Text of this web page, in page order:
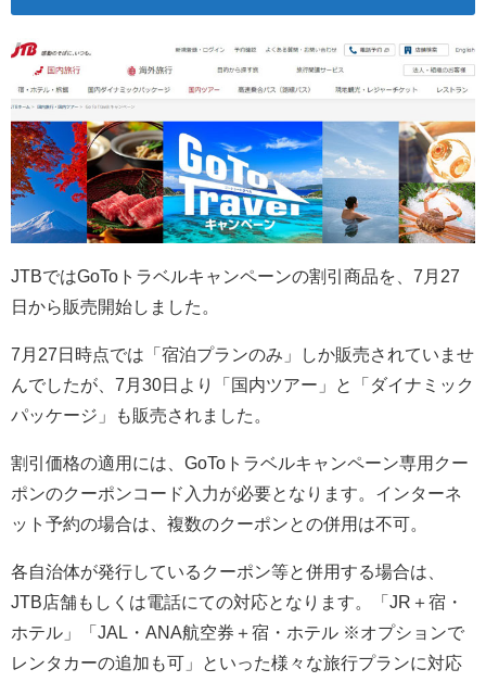
JTBではGoToトラベルキャンペーンの割引商品を、 7月27
日から販売開始しました。
7月27日時点では「宿泊プランのみ」しか販売されていませ
んでしたが、7月30日より「国内ツアー」と「ダイナミック
パッケージ」も販売されました。
割引価格の適用には、GoToトラベルキャンペーン専用クー
ポンのクーポンコード入力が必要となります。インターネ
ット予約の場合は、複数のクーポンとの併用は不可。
各自治体が発行しているクーポン等と併用する場合は、
JTB店舗もしくは電話にての対応となります。「JR＋宿・
ホテル」「JAL・ANA航空券＋宿・ホテル ※オプションで
レンタカーの追加も可」といった様々な旅行プランに対応